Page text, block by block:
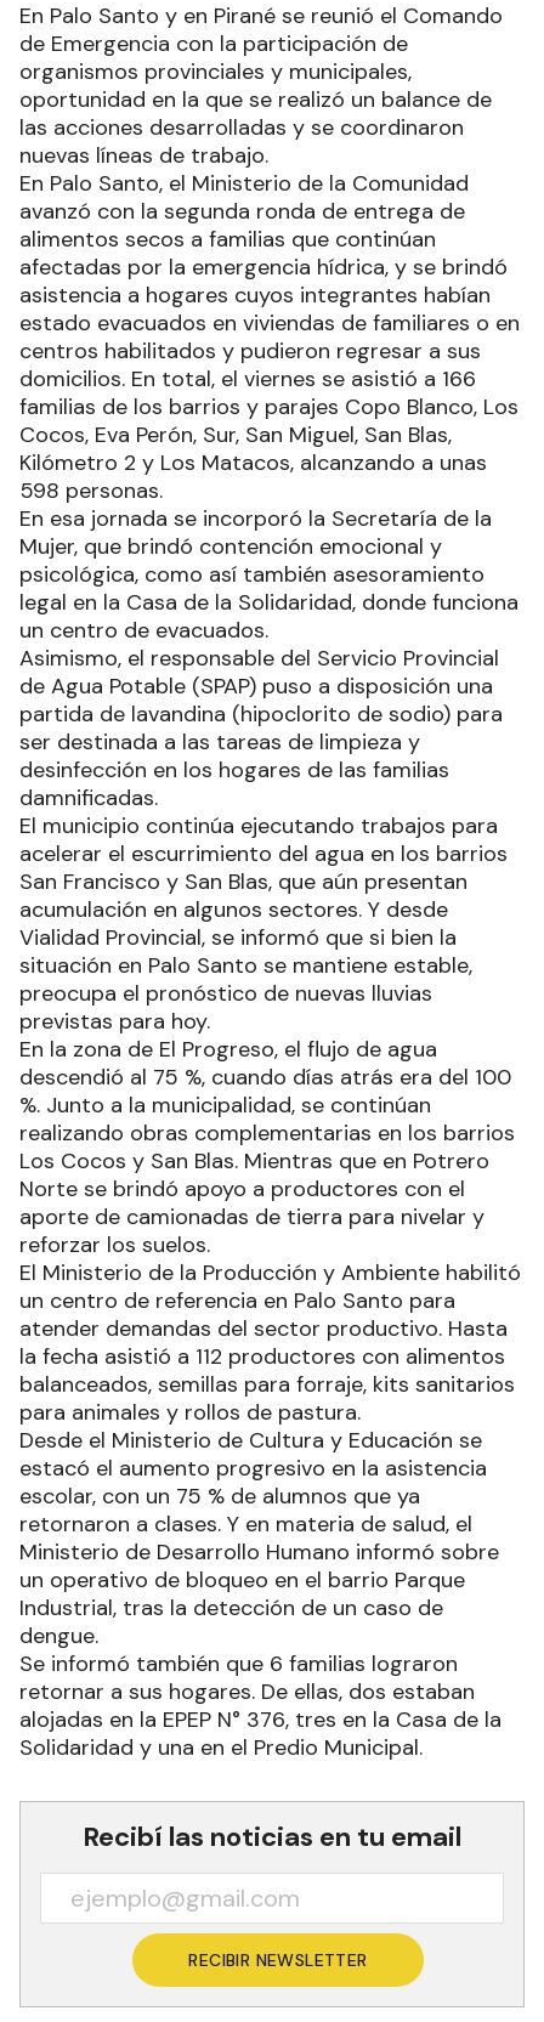
En Palo Santo y en Pirané se reunió el Comando
de Emergencia con la participación de
organismos provinciales y municipales,
oportunidad en la que se realizó un balance de
las acciones desarrolladas y se coordinaron
nuevas líneas de trabajo.
En Palo Santo, el Ministerio de la Comunidad
avanzó con la segunda ronda de entrega de
alimentos secos a familias que continúan
afectadas por la emergencia hídrica, y se brindó
asistencia a hogares cuyos integrantes habían
estado evacuados en viviendas de familiares o en
centros habilitados y pudieron regresar a sus
domicilios. En total, el viernes se asistió a 166
familias de los barrios y parajes Copo Blanco, Los
Cocos, Eva Perón, Sur, San Miguel, San Blas,
Kilómetro 2 y Los Matacos, alcanzando a unas
598 personas.
En esa jornada se incorporó la Secretaría de la
Mujer, que brindó contención emocional y
psicológica, como así también asesoramiento
legal en la Casa de la Solidaridad, donde funciona
un centro de evacuados.
Asimismo, el responsable del Servicio Provincial
de Agua Potable (SPAP) puso a disposición una
partida de lavandina (hipoclorito de sodio) para
ser destinada a las tareas de limpieza y
desinfección en los hogares de las familias
damnificadas.
El municipio continúa ejecutando trabajos para
acelerar el escurrimiento del agua en los barrios
San Francisco y San Blas, que aún presentan
acumulación en algunos sectores. Y desde
Vialidad Provincial, se informó que si bien la
situación en Palo Santo se mantiene estable,
preocupa el pronóstico de nuevas lluvias
previstas para hoy.
En la zona de El Progreso, el flujo de agua
descendió al 75 %, cuando días atrás era del 100
%. Junto a la municipalidad, se continúan
realizando obras complementarias en los barrios
Los Cocos y San Blas. Mientras que en Potrero
Norte se brindó apoyo a productores con el
aporte de camionadas de tierra para nivelar y
reforzar los suelos.
El Ministerio de la Producción y Ambiente habilitó
un centro de referencia en Palo Santo para
atender demandas del sector productivo. Hasta
la fecha asistió a 112 productores con alimentos
balanceados, semillas para forraje, kits sanitarios
para animales y rollos de pastura.
Desde el Ministerio de Cultura y Educación se
estacó el aumento progresivo en la asistencia
escolar, con un 75 % de alumnos que ya
retornaron a clases. Y en materia de salud, el
Ministerio de Desarrollo Humano informó sobre
un operativo de bloqueo en el barrio Parque
Industrial, tras la detección de un caso de
dengue.
Se informó también que 6 familias lograron
retornar a sus hogares. De ellas, dos estaban
alojadas en la EPEP N° 376, tres en la Casa de la
Solidaridad y una en el Predio Municipal.
Recibí las noticias en tu email
RECIBIR NEWSLETTER